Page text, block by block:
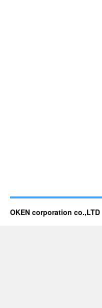
OKEN corporation co.,LTD